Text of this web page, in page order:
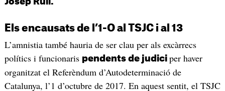
Els encausats de l’1-O al TSJC i al 13
L’amnistia també hauria de ser clau per als excàrrecs
polítics i funcionaris pendents de judici per haver
organitzat el Referèndum d’Autodeterminació de
Catalunya, l’1 d’octubre de 2017. En aquest sentit, el TSJC